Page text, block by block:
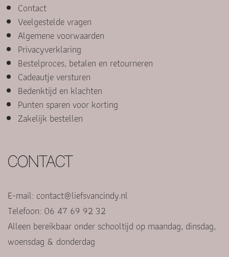
Contact
Veelgestelde vragen
Algemene voorwaarden
Privacyverklaring
Bestelproces, betalen en retourneren
Cadeautje versturen
Bedenktijd en klachten
Punten sparen voor korting
Zakelijk bestellen
CONTACT
E-mail: contact@liefsvancindy.nl
Telefoon: 06 47 69 92 32
Alleen bereikbaar onder schooltijd op maandag, dinsdag,
woensdag & donderdag